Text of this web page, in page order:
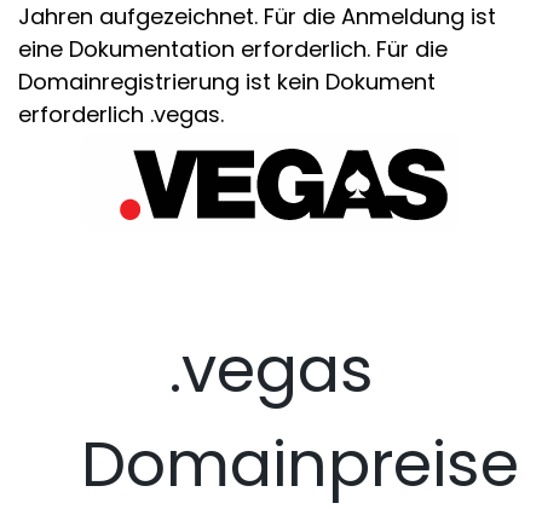
Jahren aufgezeichnet. Für die Anmeldung ist
eine Dokumentation erforderlich. Für die
Domainregistrierung ist kein Dokument
erforderlich .vegas.
.vegas
Domainpreise